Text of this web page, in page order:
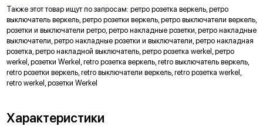
Дополнительная защита
исключает прямой контакт с токопроводящими элементами
(только в розетках IP20)
Гальванизация контактов
придает эстетичный внешний вид и защищает от коррозии
Долговечный LED индикатор
Матовый рассеиватель
обеспечивает равномерное свечение светодиодов в
Также этот товар ищут по запросам: ретро розетка веркель, ретро
выключатель веркель, ретро розетки веркель, ретро выключатели веркель,
розетки и выключатели ретро, ретро накладные розетки, ретро накладные
выключатели, ретро накладные розетки и выключатели, ретро накладная
розетка, ретро накладной выключатель, ретро розетка werkel, ретро
werkel, розетки Werkel, retro розетка веркель, retro выключатель веркель,
retro розетки веркель, retro выключатели веркель, retro розетка werkel,
retro werkel, розетки Werkel
Характеристики